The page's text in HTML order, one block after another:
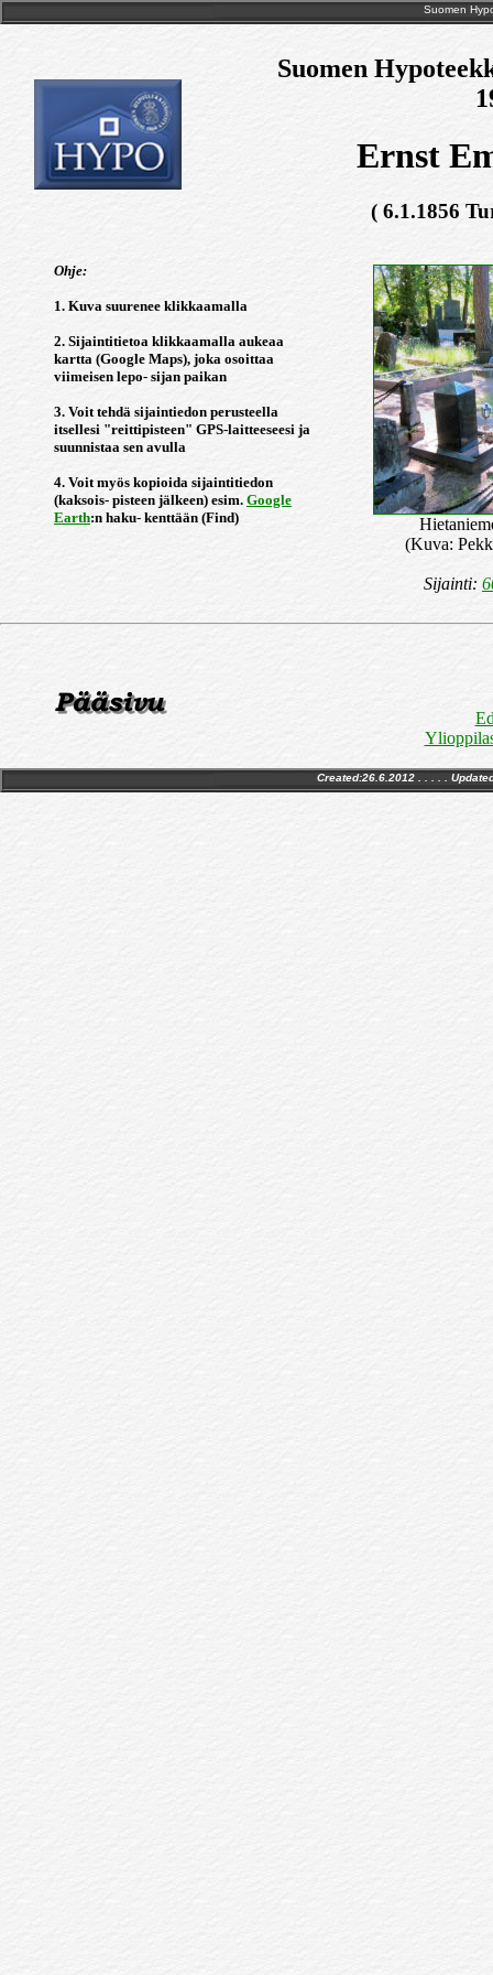
Suomen
Suomen
Ernst
( 6.1.1856
Ohje:
1. Kuva suurenee klikkaamalla
2. Sijaintitietoa klikkaamalla aukeaa
kartta (Google Maps), joka osoittaa
viimeisen lepo- sijan paikan
3. Voit tehdä sijaintiedon perusteella
itsellesi "reittipisteen" GPS-laitteeseesi ja
suunnistaa sen avulla
4. Voit myös kopioida sijaintitiedon
(kaksois- pisteen jälkeen) esim. Google
Earth:n haku- kenttään (Find)
(Kuva:
Sijainti:
Created:26.6.2012 . . . . .